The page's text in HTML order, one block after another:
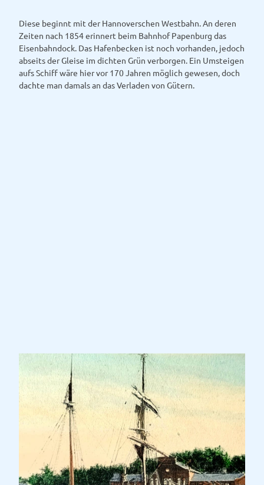
Diese beginnt mit der Hannoverschen Westbahn. An deren
Zeiten nach 1854 erinnert beim Bahnhof Papenburg das
Eisenbahndock. Das Hafenbecken ist noch vorhanden, jedoch
abseits der Gleise im dichten Grün verborgen. Ein Umsteigen
aufs Schiff wäre hier vor 170 Jahren möglich gewesen, doch
dachte man damals an das Verladen von Gütern.